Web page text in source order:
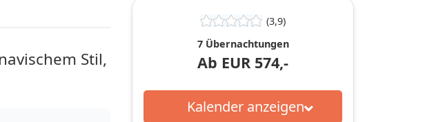
Stil,
(3,9)
7 Übernachtungen
Ab EUR 574,-
Kalender anzeigen